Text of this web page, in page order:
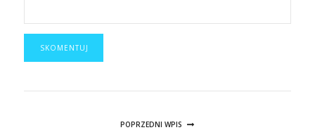
POPRZEDNI WPIS